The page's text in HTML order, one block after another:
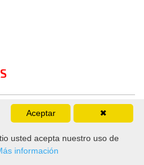
✖
Aceptar
usted acepta nuestro uso de
información